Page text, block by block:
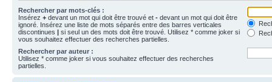
Rechercher par mots-clés :
Insérez + devant un mot qui doit être trouvé et - devant un mot qui doit être
ignoré. Insérez une liste de mots séparés entre des barres verticales
discontinues | si seul un des mots doit être trouvé. Utilisez * comme joker si
vous souhaitez effectuer des recherches partielles.
Rechercher par auteur :
Utilisez * comme joker si vous souhaitez effectuer des recherches
partielles.